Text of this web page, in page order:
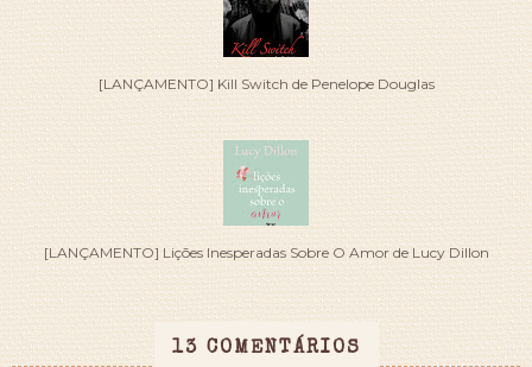
[LANÇAMENTO] Kill Switch de Penelope Douglas
[LANÇAMENTO] Lições Inesperadas Sobre O Amor de Lucy Dillon
13 COMENTÁRIOS